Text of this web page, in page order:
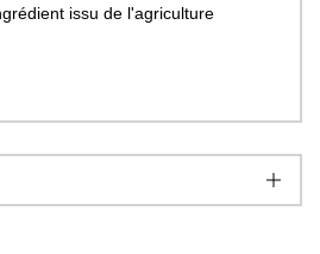
issu de l'agriculture